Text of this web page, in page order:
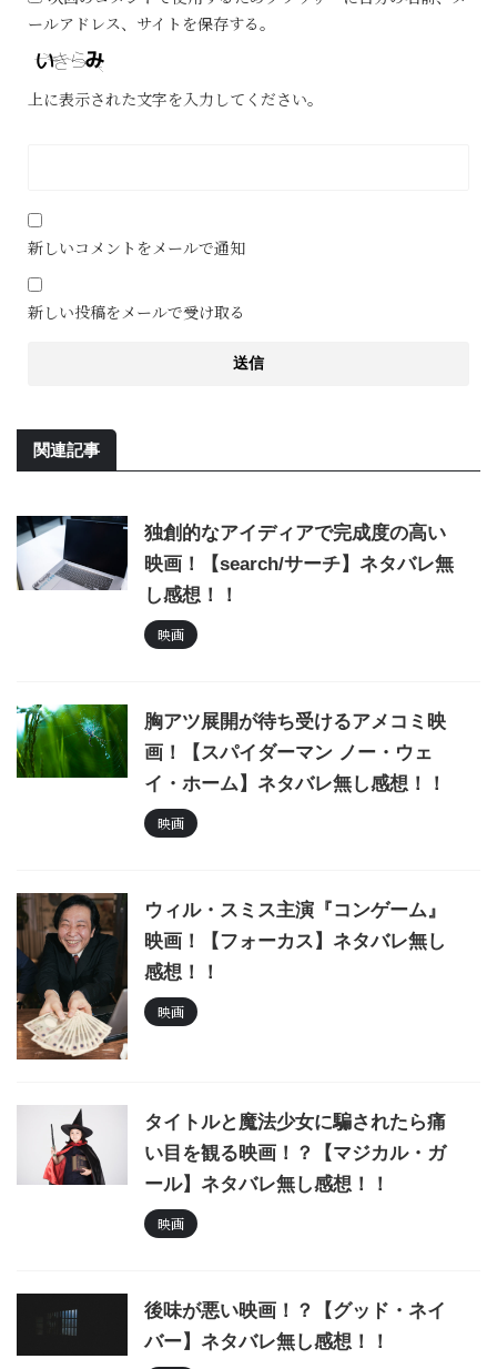
ールアドレス、サイトを保存する。
上に表示された文字を入力してください。
新しいコメントをメールで通知
新しい投稿をメールで受け取る
関連記事
独創的なアイディアで完成度の高い
映画！【search/サーチ】ネタバレ無
し感想！！
映画
胸アツ展開が待ち受けるアメコミ映
画！【スパイダーマン ノー・ウェ
イ・ホーム】ネタバレ無し感想！！
映画
ウィル・スミス主演『コンゲーム』
映画！【フォーカス】ネタバレ無し
感想！！
映画
タイトルと魔法少女に騙されたら痛
い目を観る映画！？【マジカル・ガ
ール】ネタバレ無し感想！！
映画
後味が悪い映画！？【グッド・ネイ
バー】ネタバレ無し感想！！